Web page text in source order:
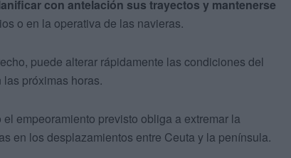
con antelación sus trayectos y mantenerse
o en la operativa de las navieras.
puede alterar rápidamente las condiciones del
próximas horas.
empeoramiento previsto obliga a extremar la
en los desplazamientos entre Ceuta y la península.